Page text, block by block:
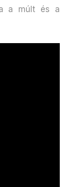
a múlt és a